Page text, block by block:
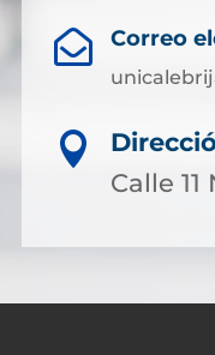
 Correo

Calle 11